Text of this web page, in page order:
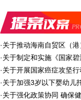
·关于推动海南自贸区（
·关于制定和实施《国家
·关于开展国家癌症攻坚
·关于加强3岁以下婴幼儿
·关于强化政策协同 确保